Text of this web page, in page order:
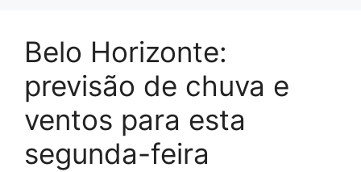
Belo Horizonte:
previsão de chuva e
ventos para esta
segunda-feira